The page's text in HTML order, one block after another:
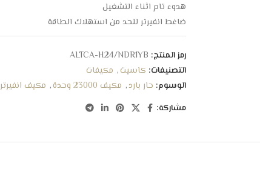
هدوء تام اثناء التشغيل
ضاغط انفيرتر للحد من استهلاك الطاقة
فلتر لتنقية الهواء من الغبار والاتربة
مزود بمضخه تصريف مدمجه
الابعاد : 84*84*24.6 سم
رمز المنتج: ALTCA-H24/NDR1YB
التصنيفات: كاسيت, مكيفات
الوسوم: حار بارد, مكيف 23000 وحدة , مكيف انفيرتر
مشاركة: